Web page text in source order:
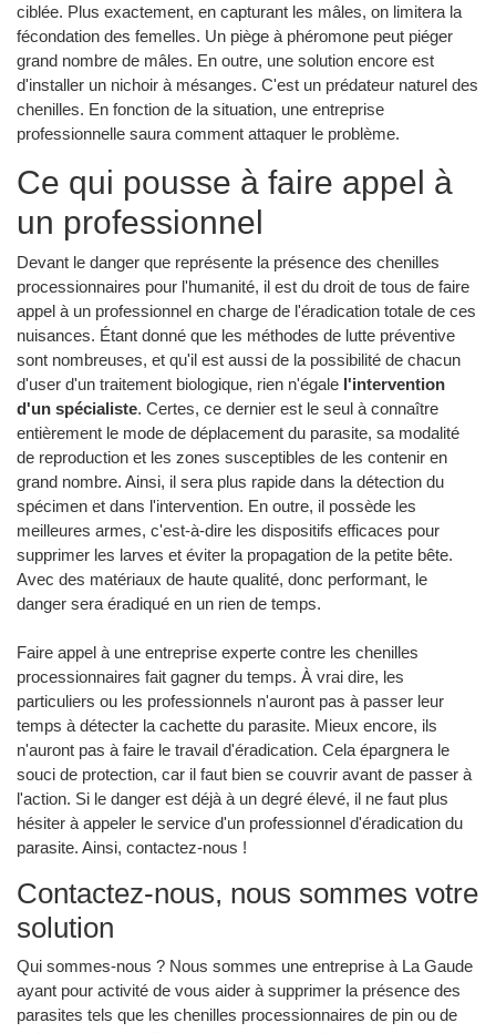
ciblée. Plus exactement, en capturant les mâles, on limitera la
fécondation des femelles. Un piège à phéromone peut piéger
grand nombre de mâles. En outre, une solution encore est
d'installer un nichoir à mésanges. C'est un prédateur naturel des
chenilles. En fonction de la situation, une entreprise
professionnelle saura comment attaquer le problème.
Ce qui pousse à faire appel à
un professionnel
Devant le danger que représente la présence des chenilles
processionnaires pour l'humanité, il est du droit de tous de faire
appel à un professionnel en charge de l'éradication totale de ces
nuisances. Étant donné que les méthodes de lutte préventive
sont nombreuses, et qu'il est aussi de la possibilité de chacun
d'user d'un traitement biologique, rien n'égale l'intervention
d'un spécialiste. Certes, ce dernier est le seul à connaître
entièrement le mode de déplacement du parasite, sa modalité
de reproduction et les zones susceptibles de les contenir en
grand nombre. Ainsi, il sera plus rapide dans la détection du
spécimen et dans l'intervention. En outre, il possède les
meilleures armes, c'est-à-dire les dispositifs efficaces pour
supprimer les larves et éviter la propagation de la petite bête.
Avec des matériaux de haute qualité, donc performant, le
danger sera éradiqué en un rien de temps.
Faire appel à une entreprise experte contre les chenilles
processionnaires fait gagner du temps. À vrai dire, les
particuliers ou les professionnels n'auront pas à passer leur
temps à détecter la cachette du parasite. Mieux encore, ils
n'auront pas à faire le travail d'éradication. Cela épargnera le
souci de protection, car il faut bien se couvrir avant de passer à
l'action. Si le danger est déjà à un degré élevé, il ne faut plus
hésiter à appeler le service d'un professionnel d'éradication du
parasite. Ainsi, contactez-nous !
Contactez-nous, nous sommes votre
solution
Qui sommes-nous ? Nous sommes une entreprise à La Gaude
ayant pour activité de vous aider à supprimer la présence des
parasites tels que les chenilles processionnaires de pin ou de